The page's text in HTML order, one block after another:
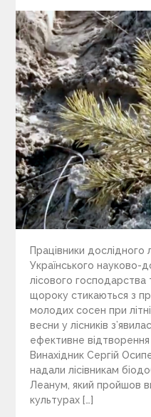
Працівники дослідного
Українського науково-
лісового господарства
щороку стикаються з
молодих сосен при
весни у лісників
ефективне відтворення
Винахідник Сергій
надали лісівникам
Леанум, який пройшов
культурах […]